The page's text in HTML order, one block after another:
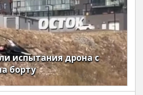
испытания дрона с
борту